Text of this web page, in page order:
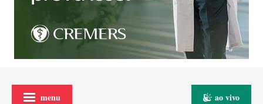
menu ao vivo